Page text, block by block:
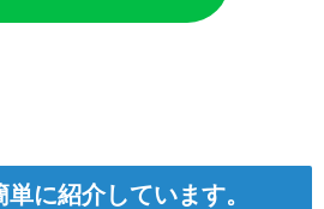
に紹介しています。